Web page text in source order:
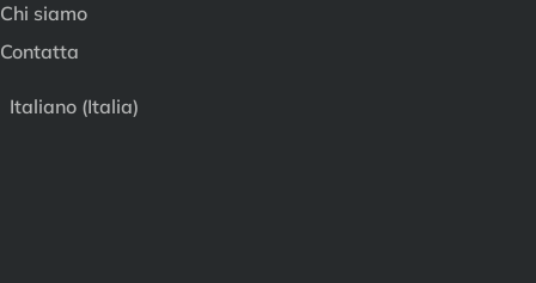
Chi siamo
Contatta
Italiano (Italia)